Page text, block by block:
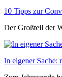
10 Tipps zur
Der Großteil der
In eigener Sache: